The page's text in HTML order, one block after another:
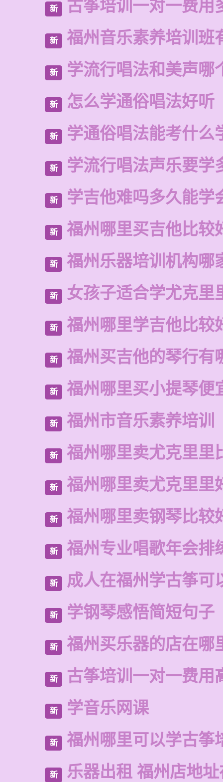
新 古筝培训一对一费用
新 福州音乐素养培训班
新 学流行唱法和美声哪
新 怎么学通俗唱法好听
新 学通俗唱法能考什么
新 学流行唱法声乐要学
新 学吉他难吗多久能学
新 福州哪里买吉他比较
新 福州乐器培训机构哪
新 女孩子适合学尤克里
新 福州哪里学吉他比较
新 福州买吉他的琴行有
新 福州哪里买小提琴便
新 福州市音乐素养培训
新 福州哪里卖尤克里里
新 福州哪里卖尤克里里
新 福州哪里卖钢琴比较
新 福州专业唱歌年会排
新 成人在福州学古筝可
新 学钢琴感悟简短句子
新 福州买乐器的店在哪
新 古筝培训一对一费用
新 学音乐网课
新 福州哪里可以学古筝
新 乐器出租 福州店地